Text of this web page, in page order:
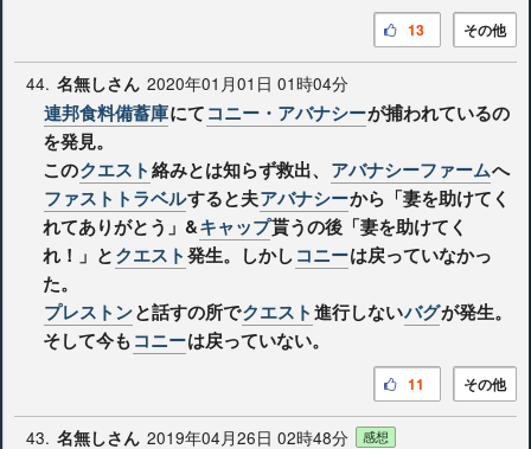
その他
13
44. 名無しさん 2020年01月01日 01時04分
連邦食料備蓄庫にてコニー・アバナシーが捕われているの
を発見。
このクエスト絡みとは知らず救出、 アバナシーファームへ
ファストトラベルすると夫アバナシーから「妻を助けてく
れてありがとう」&キャップ貰うの後「妻を助けてく
れ！」とクエスト発生。しかしコニーは戻っていなかっ
た。
プレストンと話すの所でクエスト進行しないバグが発生。
そして今もコニーは戻っていない。
その他
11
43. 名無しさん 2019年04月26日 02時48分 感想